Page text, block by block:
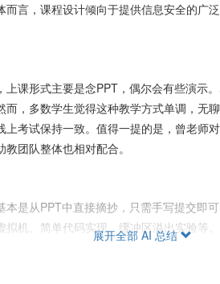
而言，课程设计倾向于提供信息安全的广
上课形式主要是念PPT，偶尔会有些演示
而，多数学生觉得这种教学方式单调，无
上考试保持一致。值得一提的是，曾老师
团队整体也相对配合。
本是从PPT中直接摘抄，只需手写提交即
拟机、简单代码实现、缓冲区溢出实验等
展开全部 AI 总结